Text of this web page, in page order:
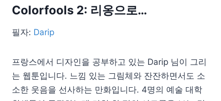
Colorfools 2: 리옹으로…
필자: Darip
프랑스에서 디자인을 공부하고 있는 Darip 님이 그리
는 웹툰입니다. 느낌 있는 그림체와 잔잔하면서도 소
소한 웃음을 선사하는 만화입니다. 4명의 예술 대학